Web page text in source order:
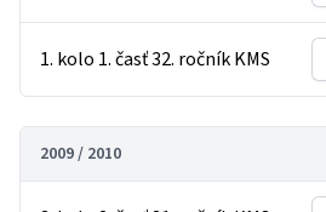
1. kolo 1. časť 32. ročník KMS
2009 / 2010